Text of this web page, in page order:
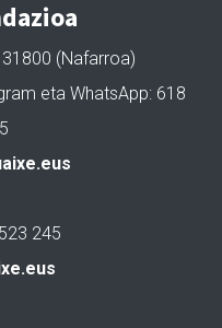
(Nafarroa)
eta WhatsApp: 618
245